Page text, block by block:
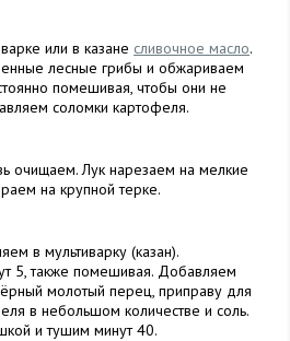
или в казане сливочное масло.
лесные грибы и обжариваем
помешивая, чтобы они не
соломки картофеля.
очищаем. Лук нарезаем на мелкие
на крупной терке.
в мультиварку (казан).
5, также помешивая. Добавляем
молотый перец, приправу для
в небольшом количестве и соль.
и тушим минут 40.